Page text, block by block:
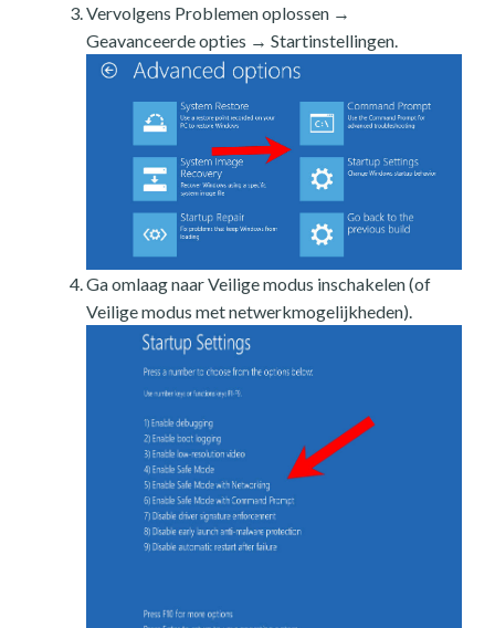
Vervolgens Problemen oplossen →
Geavanceerde opties → Startinstellingen.
Ga omlaag naar Veilige modus inschakelen (of
Veilige modus met netwerkmogelijkheden).